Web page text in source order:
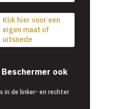
Klik hier voor een
eigen maat of
uitsnede
ook
in de linker- en rechter